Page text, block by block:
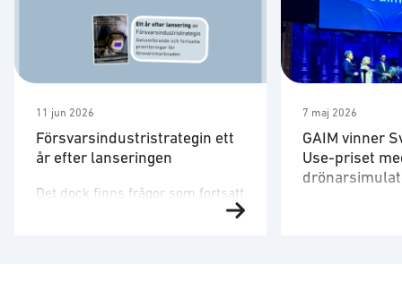
11 jun 2026
Försvarsindustristrategin ett
år efter lanseringen
Det dock finns frågor som fortsatt
behöver utvecklas. Strategin är
7 maj 2026
GAIM vinner
Use-priset